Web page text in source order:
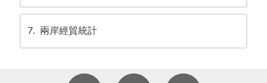
7 兩岸經貿統計